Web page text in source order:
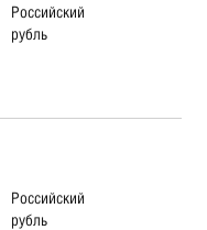
Российский
рубль
Российский
рубль